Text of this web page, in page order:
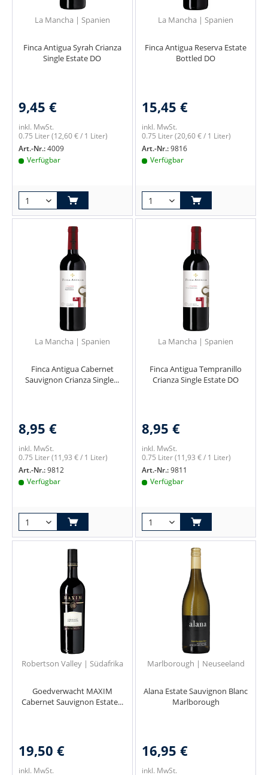
La Mancha | Spanien
Finca Antigua Syrah Crianza
Single Estate DO
9,45 €
inkl. MwSt.
0.75 Liter(12,60 € / 1 Liter)
Art.-Nr.:4009
Verfügbar
La Mancha | Spanien
Finca Antigua Reserva Estate
Bottled DO
15,45 €
inkl. MwSt.
0.75 Liter(20,60 € / 1 Liter)
Art.-Nr.:9816
Verfügbar
La Mancha | Spanien
Finca Antigua Cabernet
Sauvignon Crianza Single...
8,95 €
inkl. MwSt.
0.75 Liter(11,93 € / 1 Liter)
Art.-Nr.:9812
Verfügbar
La Mancha | Spanien
Finca Antigua Tempranillo
Crianza Single Estate DO
8,95 €
inkl. MwSt.
0.75 Liter(11,93 € / 1 Liter)
Art.-Nr.:9811
Verfügbar
Robertson Valley | Südafrika
Goedverwacht MAXIM
Cabernet Sauvignon Estate...
19,50 €
inkl. MwSt.
Marlborough | Neuseeland
Alana Estate Sauvignon Blanc
Marlborough
16,95 €
inkl. MwSt.